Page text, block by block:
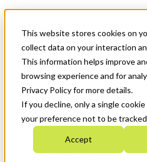
This website stores cookies on
collect data on your interaction
This information helps improve
browsing experience and for
Privacy Policy for more details.
If you decline, only a single
your preference not to be
Accept
News & Events
Get Started
Menu
Who We Are
Strategic Plan 2026-2030